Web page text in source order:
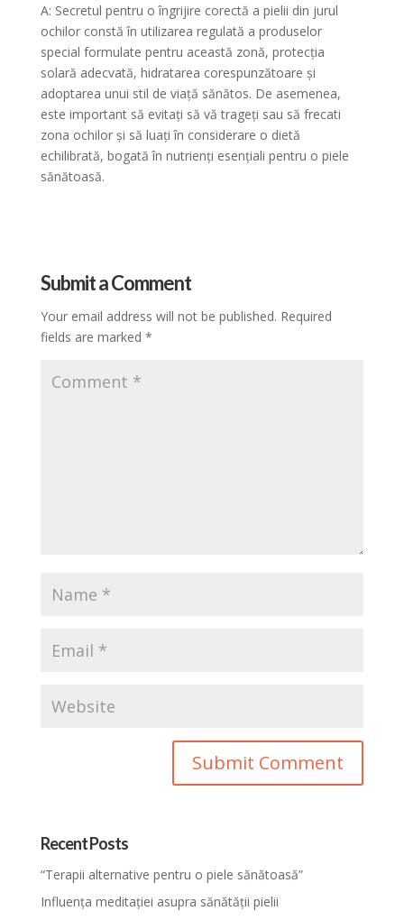
A: Secretul pentru o îngrijire corectă a pielii din jurul
ochilor constă în utilizarea regulată a produselor
special formulate pentru această zonă, protecția
solară adecvată, hidratarea corespunzătoare și
adoptarea unui stil de viață sănătos. De asemenea,
este important să evitați să vă trageți sau să frecati
zona ochilor și să luați în considerare o dietă
echilibrată, bogată în nutrienți esențiali pentru o piele
sănătoasă.
Submit a Comment
Your email address will not be published. Required
fields are marked *
Recent Posts
“Terapii alternative pentru o piele sănătoasă”
Influența meditației asupra sănătății pielii